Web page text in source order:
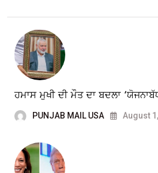
ਹਮਾਸ ਮੁਖੀ ਦੀ ਮੌਤ ਦਾ ਬਦਲਾ
PUNJAB MAIL USA August